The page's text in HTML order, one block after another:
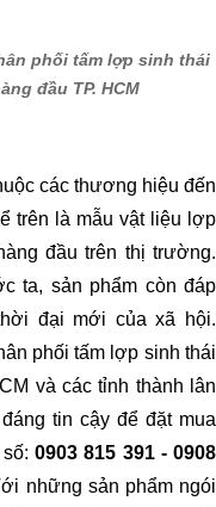
phối tấm lợp sinh thái
đầu TP. HCM
các thương hiệu đến
trên là mẫu vật liệu lợp
đầu trên thị trường.
ta, sản phẩm còn đáp
đại mới của xã hội.
phối tấm lợp sinh thái
và các tỉnh thành lân
tin cậy để đặt mua
số:0903 815 391 - 0908
những sản phẩm ngói